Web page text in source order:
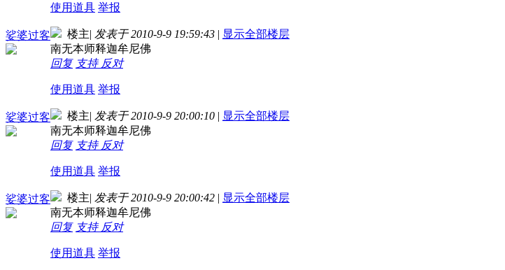
使用道具 举报
娑婆过客 楼主| 发表于 2010-9-9 19:59:43 | 显示全部楼层
南无本师释迦牟尼佛
回复 支持 反对
使用道具 举报
娑婆过客 楼主| 发表于 2010-9-9 20:00:10 | 显示全部楼层
南无本师释迦牟尼佛
回复 支持 反对
使用道具 举报
娑婆过客 楼主| 发表于 2010-9-9 20:00:42 | 显示全部楼层
南无本师释迦牟尼佛
回复 支持 反对
使用道具 举报